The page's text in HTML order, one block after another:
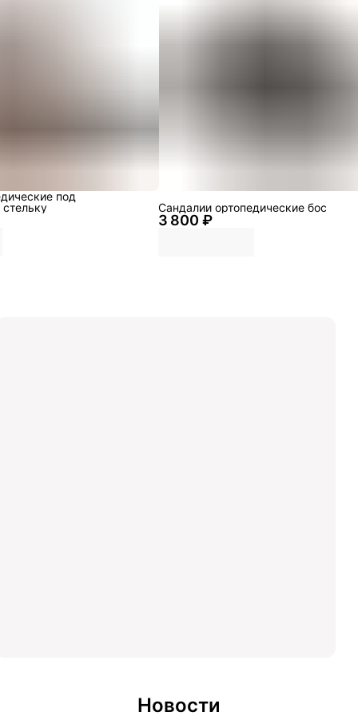
под
3 800 ₽
Сандалии ортопедические бос
Новости